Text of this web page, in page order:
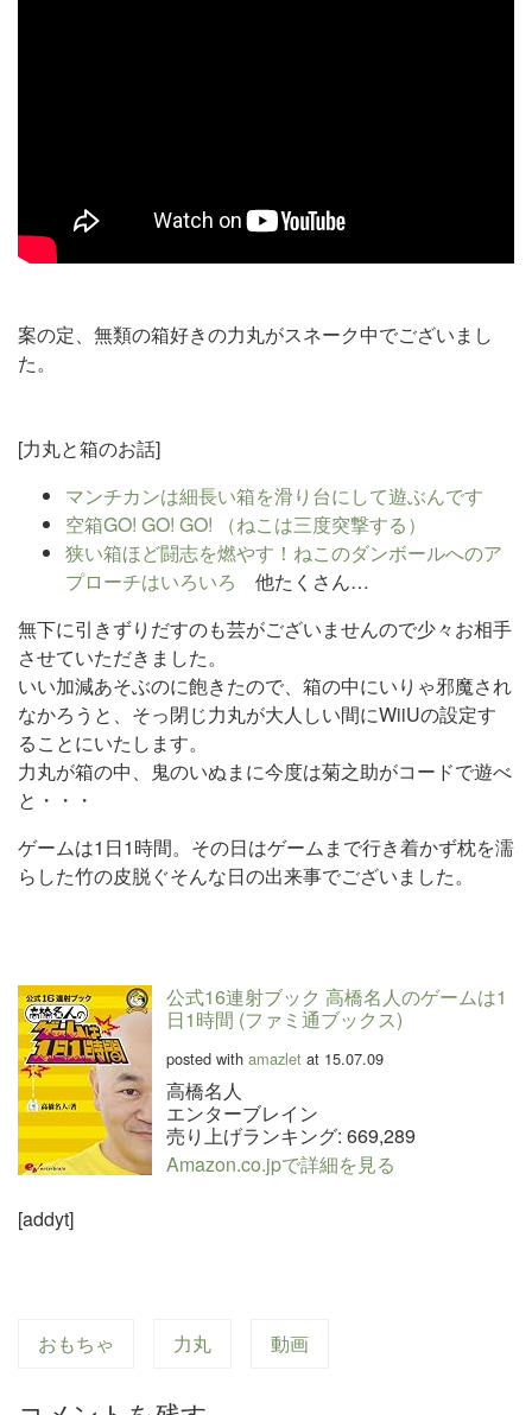
案の定、無類の箱好きの力丸がスネーク中でございまし
た。
[力丸と箱のお話]
マンチカンは細長い箱を滑り台にして遊ぶんです
空箱GO! GO! GO! （ねこは三度突撃する）
狭い箱ほど闘志を燃やす！ねこのダンボールへのア
プローチはいろいろ 他たくさん…
無下に引きずりだすのも芸がございませんので少々お相手
させていただきました。
いい加減あそぶのに飽きたので、箱の中にいりゃ邪魔され
なかろうと、そっ閉じ力丸が大人しい間にWiiUの設定す
ることにいたします。
力丸が箱の中、鬼のいぬまに今度は菊之助がコードで遊べ
と・・・
ゲームは1日1時間。その日はゲームまで行き着かず枕を濡
らした竹の皮脱ぐそんな日の出来事でございました。
公式16連射ブック 高橋名人のゲームは1
日1時間 (ファミ通ブックス)
posted with amazlet at 15.07.09
高橋名人
エンターブレイン
売り上げランキング: 669,289
Amazon.co.jpで詳細を見る
[addyt]
おもちゃ 力丸 動画